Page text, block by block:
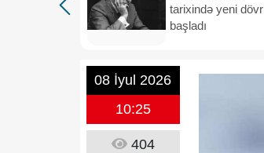
tarixində yeni dövr
başladı
08 İyul 2026
10:25
404